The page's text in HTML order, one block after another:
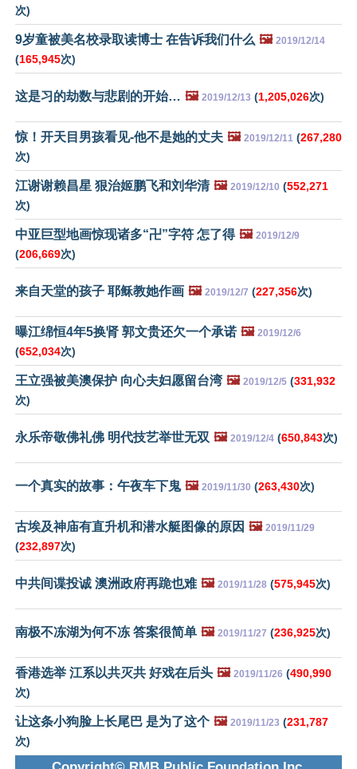
次)
9岁童被美名校录取读博士 在告诉我们什么 🖼️ 2019/12/14
(165,945次)
这是习的劫数与悲剧的开始… 🖼️ 2019/12/13 (1,205,026次)
惊！开天目男孩看见-他不是她的丈夫 🖼️ 2019/12/11 (267,280
次)
江谢谢赖昌星 狠治姬鹏飞和刘华清 🖼️ 2019/12/10 (552,271
次)
中亚巨型地画惊现诸多“卍”字符 怎了得 🖼️ 2019/12/9
(206,669次)
来自天堂的孩子 耶稣教她作画 🖼️ 2019/12/7 (227,356次)
曝江绵恒4年5换肾 郭文贵还欠一个承诺 🖼️ 2019/12/6
(652,034次)
王立强被美澳保护 向心夫妇愿留台湾 🖼️ 2019/12/5 (331,932
次)
永乐帝敬佛礼佛 明代技艺举世无双 🖼️ 2019/12/4 (650,843次)
一个真实的故事：午夜车下鬼 🖼️ 2019/11/30 (263,430次)
古埃及神庙有直升机和潜水艇图像的原因 🖼️ 2019/11/29
(232,897次)
中共间谍投诚 澳洲政府再跪也难 🖼️ 2019/11/28 (575,945次)
南极不冻湖为何不冻 答案很简单 🖼️ 2019/11/27 (236,925次)
香港选举 江系以共灭共 好戏在后头 🖼️ 2019/11/26 (490,990
次)
让这条小狗脸上长尾巴 是为了这个 🖼️ 2019/11/23 (231,787
次)